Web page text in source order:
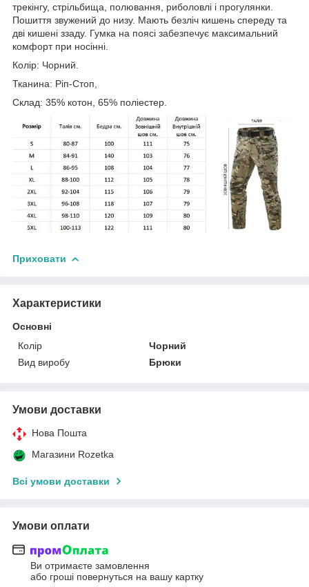
трекінгу, стрільбища, полювання, риболовлі і прогулянки.
Пошиття звужений до низу. Мають безліч кишень спереду та
дві кишені ззаду. Гумка на поясі забезпечує максимальний
комфорт при носінні.
Колір: Чорний.
Тканина: Ріп-Стоп,
Склад: 35% котон, 65% поліестер.
Приховати
Характеристики
Основні
Колір
Чорний
Вид виробу
Брюки
Умови доставки
Нова Пошта
Магазини Rozetka
Всі умови доставки
Умови оплати
Ви отримаєте замовлення
або гроші повернуться на вашу картку